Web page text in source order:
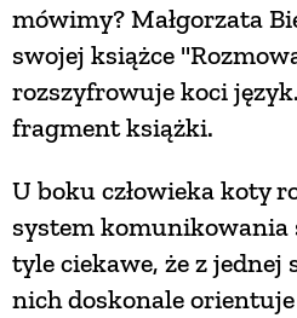
mówimy? Małgorzata
swojej książce
rozszyfrowuje koci
fragment książki.
U boku człowieka koty
system komunikowania
tyle ciekawe, że z jednej
nich doskonale
NATURALNA